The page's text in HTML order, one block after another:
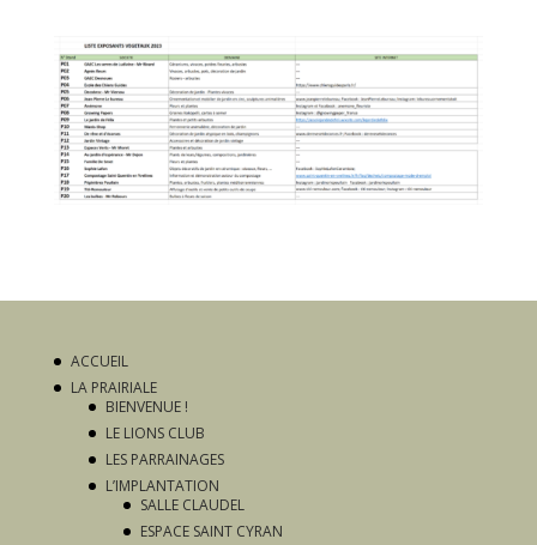
ACCUEIL
LA PRAIRIALE
BIENVENUE !
LE LIONS CLUB
LES PARRAINAGES
L’IMPLANTATION
SALLE CLAUDEL
ESPACE SAINT CYRAN